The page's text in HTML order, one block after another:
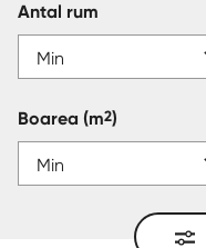
Antal rum
Boarea (m2)